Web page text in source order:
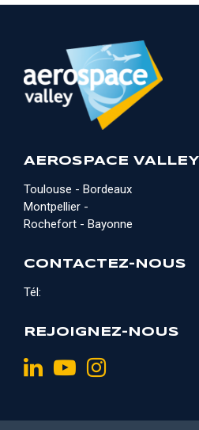
AEROSPACE VALLEY
Toulouse - Bordeaux
Montpellier -
Rochefort - Bayonne
CONTACTEZ-NOUS
Tél:
REJOIGNEZ-NOUS